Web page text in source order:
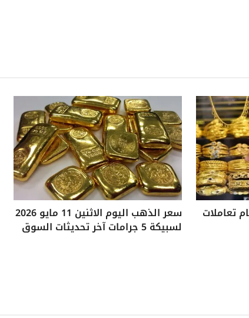
تعاملات سعر الذهب اليوم الاثنين 11 مايو 2026
لسبيكة 5 جرامات آخر تحديثات السوق